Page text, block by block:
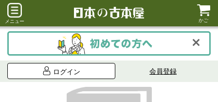
メニュー かご
ログイン 会員登録